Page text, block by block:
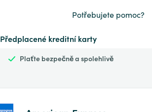
Potřebujete pomoc?
Předplacené kreditní karty
Plaťte bezpečně a spolehlivě